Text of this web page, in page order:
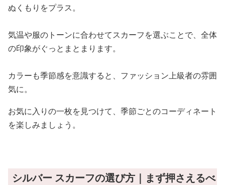
ぬくもりをプラス。
気温や服のトーンに合わせてスカーフを選ぶことで、全体
の印象がぐっとまとまります。
カラーも季節感を意識すると、ファッション上級者の雰囲
気に。
お気に入りの一枚を見つけて、季節ごとのコーディネート
を楽しみましょう。
シルバー スカーフの選び方｜まず押さえるべ